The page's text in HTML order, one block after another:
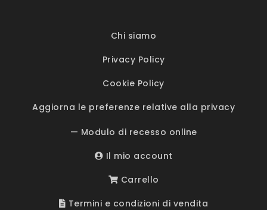
Chi siamo
Privacy Policy
Cookie Policy
Aggiorna le preferenze relative alla privacy
— Modulo di recesso online
Il mio account
Carrello
Termini e condizioni di vendita